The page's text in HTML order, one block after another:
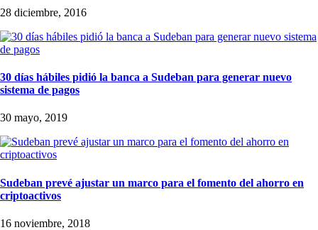
28 diciembre, 2016
30 días hábiles pidió la banca a Sudeban para generar nuevo
sistema de pagos
30 mayo, 2019
Sudeban prevé ajustar un marco para el fomento del ahorro en
criptoactivos
16 noviembre, 2018